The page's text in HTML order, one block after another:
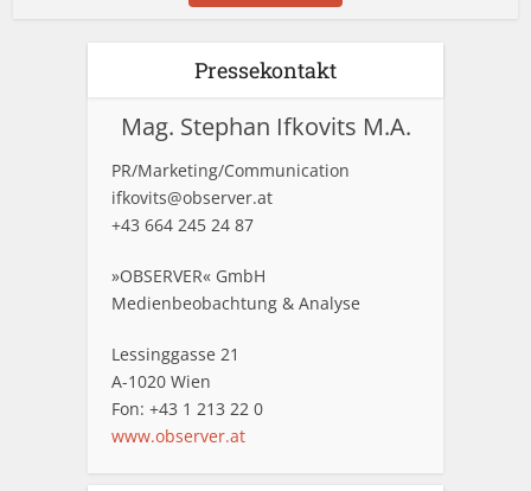
Pressekontakt
Mag. Stephan Ifkovits M.A.
PR/Marketing/Communication
ifkovits@observer.at
+43 664 245 24 87
»OBSERVER« GmbH
Medienbeobachtung & Analyse
Lessinggasse 21
A-1020 Wien
Fon: +43 1 213 22 0
www.observer.at